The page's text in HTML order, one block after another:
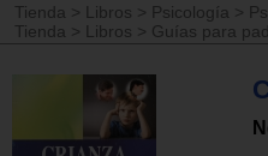
Tienda > Libros > Psicología >
Tienda
> Libros > Guías para